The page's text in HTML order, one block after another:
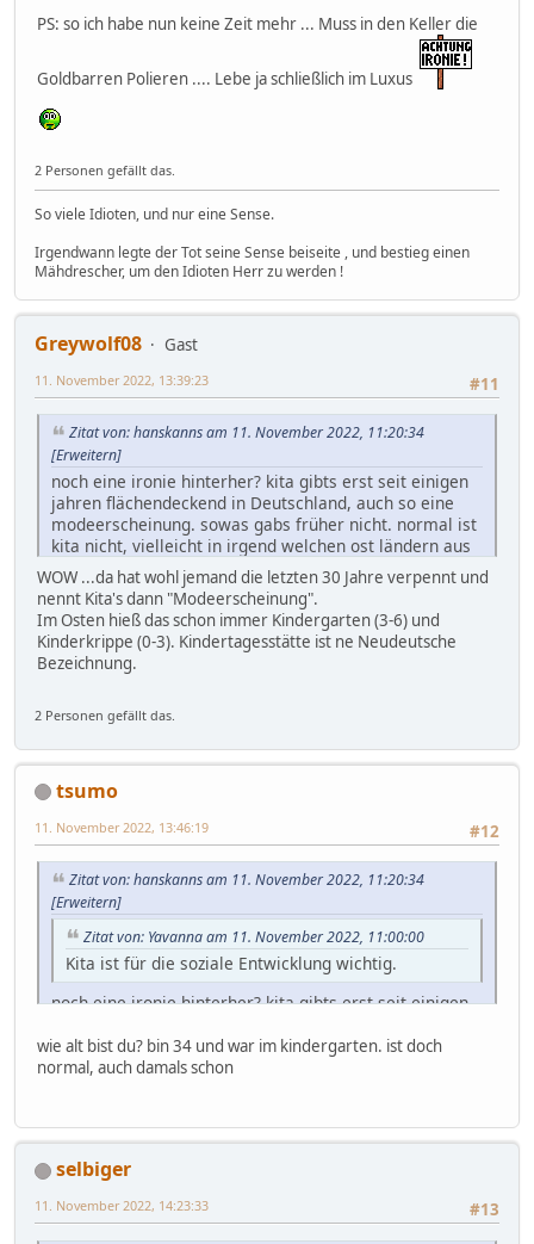
PS: so ich habe nun keine Zeit mehr ... Muss in den Keller die
Goldbarren Polieren .... Lebe ja schließlich im Luxus
2 Personen gefällt das.
So viele Idioten, und nur eine Sense.
Irgendwann legte der Tot seine Sense beiseite , und bestieg einen
Mähdrescher, um den Idioten Herr zu werden !
Greywolf08
Gast
#11
11. November 2022, 13:39:23
Zitat von: hanskanns am 11. November 2022, 11:20:34
[Erweitern]
noch eine ironie hinterher? kita gibts erst seit einigen
jahren flächendeckend in Deutschland, auch so eine
modeerscheinung. sowas gabs früher nicht. normal ist
kita nicht, vielleicht in irgend welchen ost ländern aus
der DDR woher der begriff kita auch herkommt. ich
kenne niemanden selber, mich eingeschlossen, weder
eltern, noch freunde, noch verwandte die in einer kita
waren als Kind.
WOW ...da hat wohl jemand die letzten 30 Jahre verpennt und
nennt Kita's dann "Modeerscheinung".
Im Osten hieß das schon immer Kindergarten (3-6) und
Kinderkrippe (0-3). Kindertagesstätte ist ne Neudeutsche
Bezeichnung.
2 Personen gefällt das.
tsumo
#12
11. November 2022, 13:46:19
Zitat von: hanskanns am 11. November 2022, 11:20:34
[Erweitern]
Zitat von: Yavanna am 11. November 2022, 11:00:00
Kita ist für die soziale Entwicklung wichtig.
noch eine ironie hinterher? kita gibts erst seit einigen
modeerscheinung. sowas gabs früher nicht. normal ist
kita nicht, vielleicht in irgend welchen ost ländern aus
eltern, noch freunde, noch verwandte die in einer kita
wie alt bist du? bin 34 und war im kindergarten. ist doch
normal, auch damals schon
selbiger
#13
11. November 2022, 14:23:33